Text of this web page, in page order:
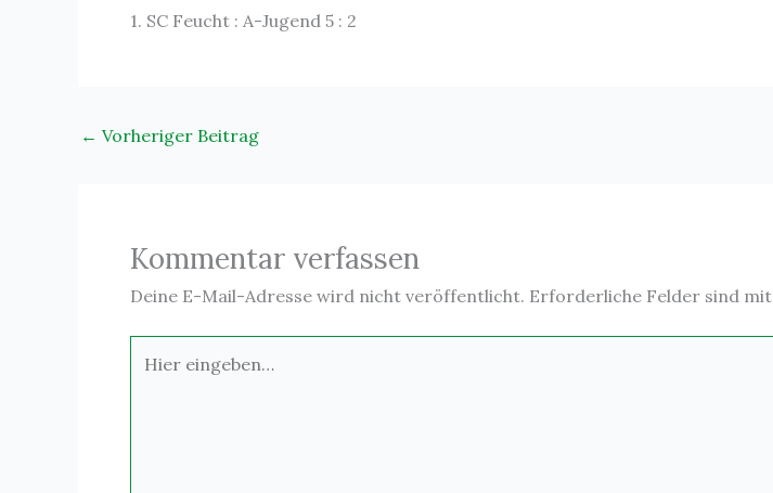
1. SC Feucht : A-Jugend 5 : 2
← Vorheriger Beitrag
Kommentar verfassen
Deine E-Mail-Adresse wird nicht veröffentlicht. Erforderliche Felder sind mit
eingeben…